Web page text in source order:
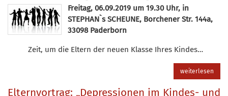
Freitag, 06.09.2019 um 19.30 Uhr, in
STEPHAN`s SCHEUNE, Borchener Str. 144a,
33098 Paderborn
Zeit, um die Eltern der neuen Klasse Ihres Kindes…
weiterlesen
Elternvortrag: „Depressionen im Kindes- und